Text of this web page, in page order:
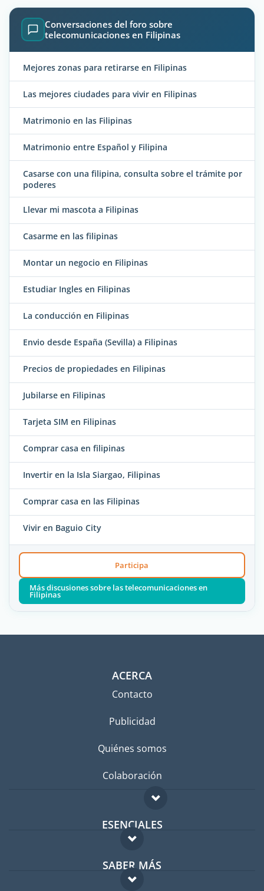
Conversaciones del foro sobre
telecomunicaciones en Filipinas
Mejores zonas para retirarse en Filipinas
Las mejores ciudades para vivir en Filipinas
Matrimonio en las Filipinas
Matrimonio entre Español y Filipina
Casarse con una filipina, consulta sobre el trámite por
poderes
Llevar mi mascota a Filipinas
Casarme en las filipinas
Montar un negocio en Filipinas
Estudiar Ingles en Filipinas
La conducción en Filipinas
Envio desde España (Sevilla) a Filipinas
Precios de propiedades en Filipinas
Jubilarse en Filipinas
Tarjeta SIM en Filipinas
Comprar casa en filipinas
Invertir en la Isla Siargao, Filipinas
Comprar casa en las Filipinas
Vivir en Baguio City
Participa
Más discusiones sobre las telecomunicaciones en
Filipinas
ACERCA
Contacto
Publicidad
Quiénes somos
Colaboración
ESENCIALES
Foro para expatriados
Guía para expatriados
SABER MÁS
FAQ